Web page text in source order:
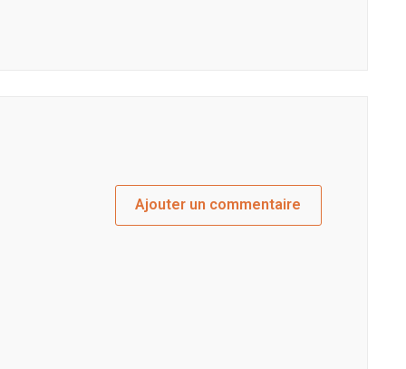
Ajouter un commentaire